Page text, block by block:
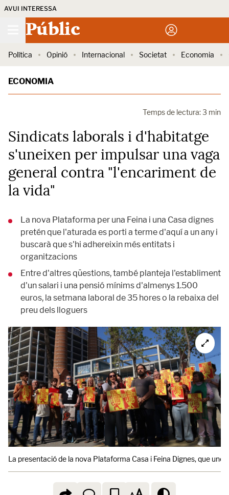
AVUI INTERESSA
Públic
Política Opinió Internacional Societat Economia
ECONOMIA
Temps de lectura: 3 min
Sindicats laborals i d'habitatge
s'uneixen per impulsar una vaga
general contra "l'encariment de
la vida"
La nova Plataforma per una Feina i una Casa dignes
pretén que l'aturada es porti a terme d'aquí a un any i
buscarà que s'hi adhereixin més entitats i
organitzacions
Entre d'altres qüestions, també planteja l'establiment
d'un salari i una pensió mínims d'almenys 1.500
euros, la setmana laboral de 35 hores o la rebaixa del
preu dels lloguers
La presentació de la nova Plataforma Casa i Feina Dignes, que